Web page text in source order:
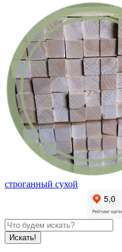
строганный сухой